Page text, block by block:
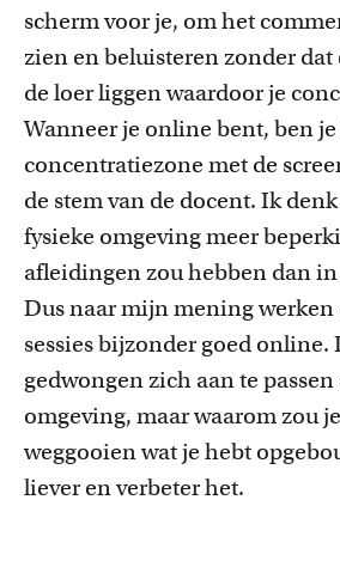
scherm voor je, om het
zien en beluisteren zonder
de loer liggen waardoor je
Wanneer je online bent, ben
concentratiezone met de
de stem van de docent. Ik
fysieke omgeving meer
afleidingen zou hebben dan in
Dus naar mijn mening werken
sessies bijzonder goed online.
gedwongen zich aan te
omgeving, maar waarom zou
weggooien wat je hebt
liever en verbeter het.